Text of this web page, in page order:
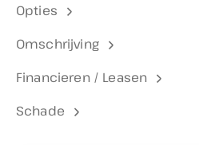
Opties
Omschrijving
Financieren / Leasen
Schade